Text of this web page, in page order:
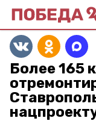
Более 165